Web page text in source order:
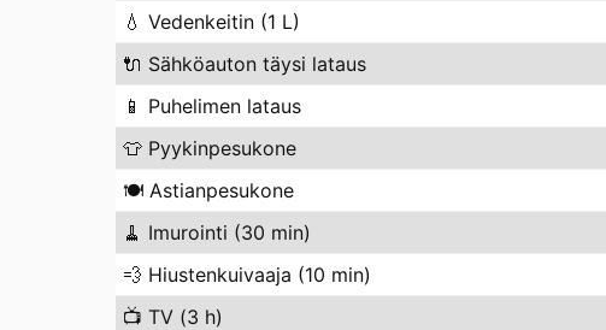
💧 Vedenkeitin (1 L)
🔌 Sähköauton täysi lataus
📱 Puhelimen lataus
👕 Pyykinpesukone
🍽️ Astianpesukone
🧹 Imurointi (30 min)
💨 Hiustenkuivaaja (10 min)
📺 TV (3 h)